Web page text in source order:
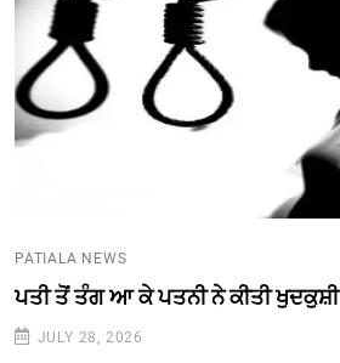
PATIALA NEWS
ਪਤੀ ਤੋਂ ਤੰਗ ਆ ਕੇ ਪਤਨੀ ਨੇ ਕੀਤੀ ਖੁਦਕੁਸ਼ੀ
JULY 28, 2026